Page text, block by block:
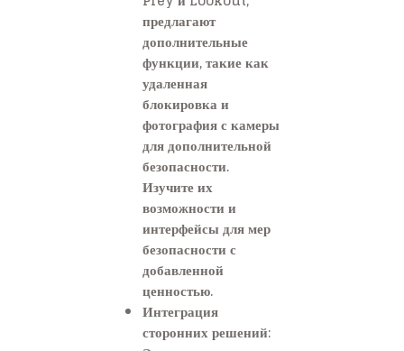
предлагают
дополнительные
функции, такие как
удаленная
блокировка и
фотография с камеры
для дополнительной
безопасности.
Изучите их
возможности и
интерфейсы для мер
безопасности с
добавленной
ценностью.
Интеграция
сторонних решений: